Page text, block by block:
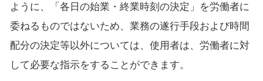
ように、「各日の始業・終業時刻の決定」を労働者に
委ねるものではないため、業務の遂行手段および時間
配分の決定等以外については、使用者は、労働者に対
して必要な指示をすることができます。